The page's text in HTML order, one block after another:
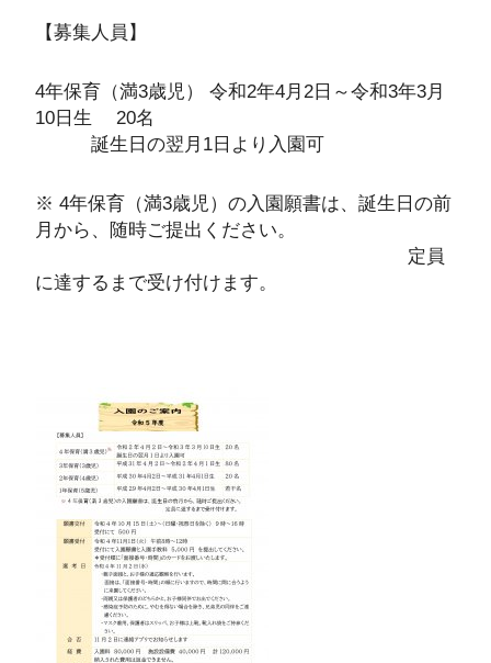
【募集人員】
4年保育（満3歳児） 令和2年4月2日～令和3年3月
10日生 20名
誕生日の翌月1日より入園可
※ 4年保育（満3歳児）の入園願書は、誕生日の前
月から、随時ご提出ください。
定員
に達するまで受け付けます。